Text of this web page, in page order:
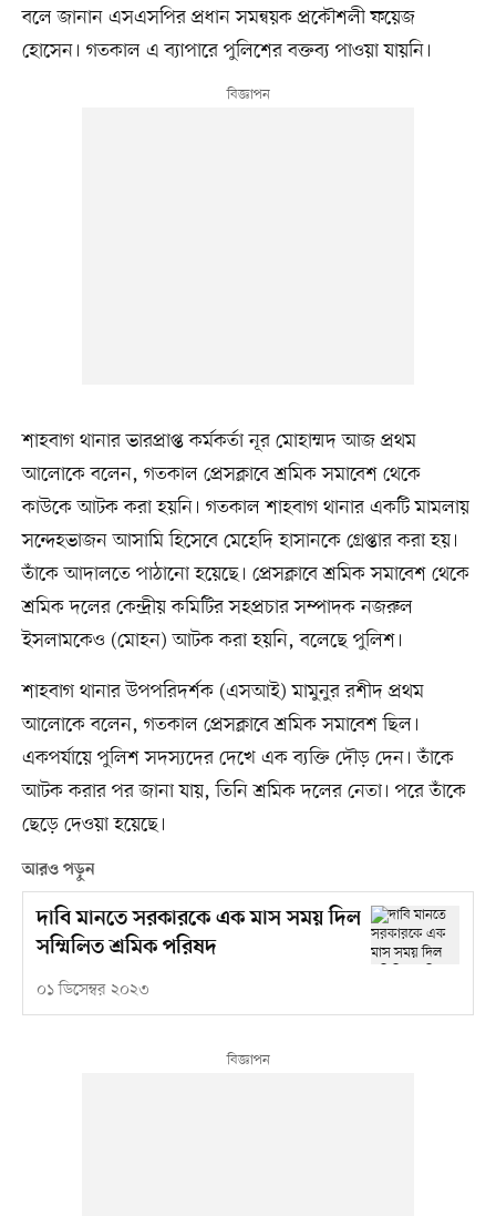
বলে জানান এসএসপির প্রধান সমন্বয়ক প্রকৌশলী ফয়েজ
হোসেন। গতকাল এ ব্যাপারে পুলিশের বক্তব্য পাওয়া যায়নি।
শাহবাগ থানার ভারপ্রাপ্ত কর্মকর্তা নূর মোহাম্মদ আজ প্রথম
আলোকে বলেন, গতকাল প্রেসক্লাবে শ্রমিক সমাবেশ থেকে
কাউকে আটক করা হয়নি। গতকাল শাহবাগ থানার একটি মামলায়
সন্দেহভাজন আসামি হিসেবে মেহেদি হাসানকে গ্রেপ্তার করা হয়।
তাঁকে আদালতে পাঠানো হয়েছে। প্রেসক্লাবে শ্রমিক সমাবেশ থেকে
শ্রমিক দলের কেন্দ্রীয় কমিটির সহপ্রচার সম্পাদক নজরুল
ইসলামকেও (মোহন) আটক করা হয়নি, বলেছে পুলিশ।
শাহবাগ থানার উপপরিদর্শক (এসআই) মামুনুর রশীদ প্রথম
আলোকে বলেন, গতকাল প্রেসক্লাবে শ্রমিক সমাবেশ ছিল।
একপর্যায়ে পুলিশ সদস্যদের দেখে এক ব্যক্তি দৌড় দেন। তাঁকে
আটক করার পর জানা যায়, তিনি শ্রমিক দলের নেতা। পরে তাঁকে
ছেড়ে দেওয়া হয়েছে।
আরও পড়ুন
দাবি মানতে সরকারকে এক মাস সময় দিল
সম্মিলিত শ্রমিক পরিষদ
০১ ডিসেম্বর ২০২৩